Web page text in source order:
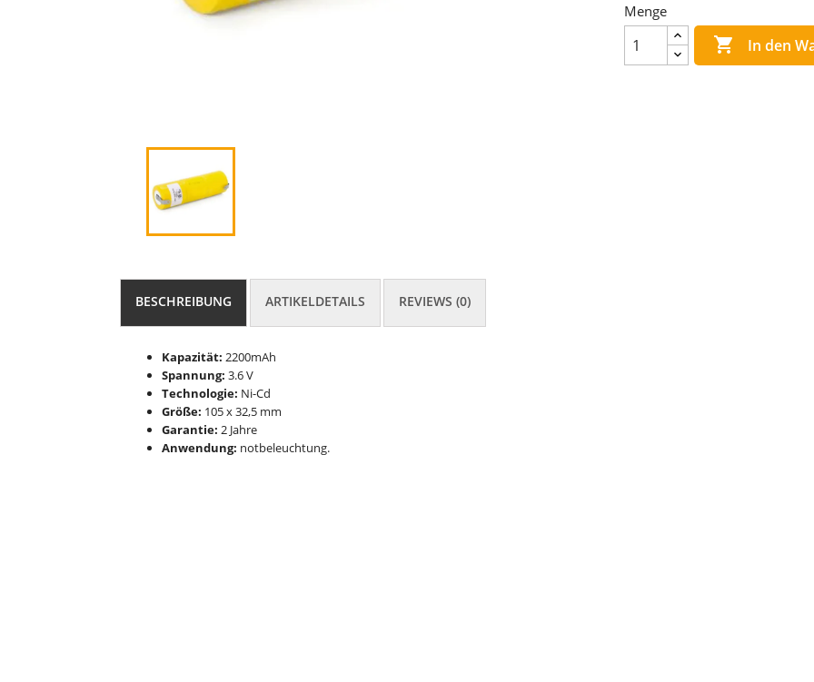
Menge
 In den
BESCHREIBUNG ARTIKELDETAILS REVIEWS (0)
Kapazität: 2200mAh
Spannung: 3.6 V
Technologie: Ni-Cd
Größe: 105 x 32,5 mm
Garantie: 2 Jahre
Anwendung: notbeleuchtung.